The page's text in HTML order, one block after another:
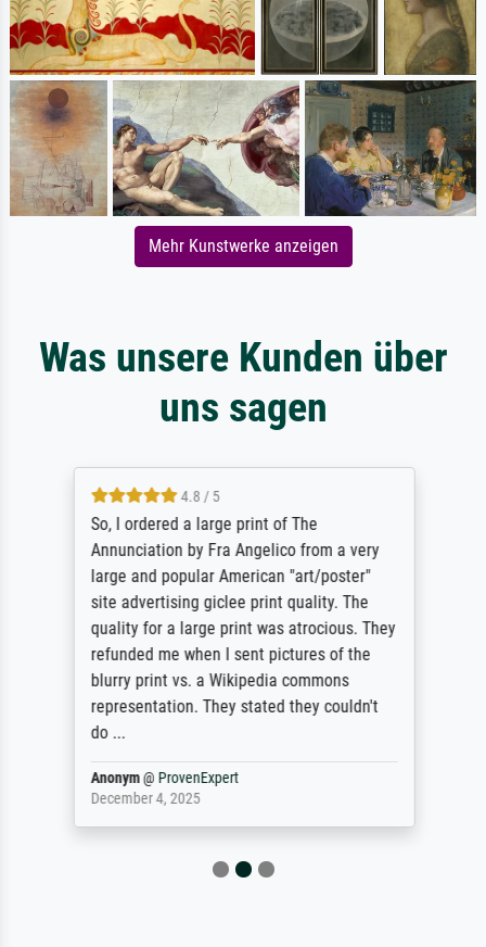
Mehr Kunstwerke anzeigen
Was unsere Kunden über
uns sagen
4.8 / 5
So, I ordered a large print of The
Annunciation by Fra Angelico from a very
large and popular American "art/poster"
site advertising giclee print quality. The
quality for a large print was atrocious. They
refunded me when I sent pictures of the
blurry print vs. a Wikipedia commons
representation. They stated they couldn't
do ...
Anonym@ ProvenExpert
December 4, 2025